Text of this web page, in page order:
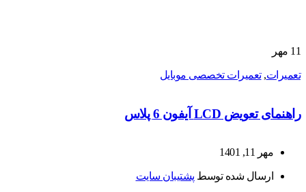
11 مهر
تعمیرات,تعمیرات تخصصی موبایل
راهنمای تعویض LCD آیفون 6 پلاس
مهر 11, 1401
ارسال شده توسط پشتیبان سایت